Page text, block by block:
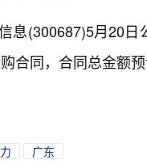
息(300687)5月20
合同，合同总金额
广东